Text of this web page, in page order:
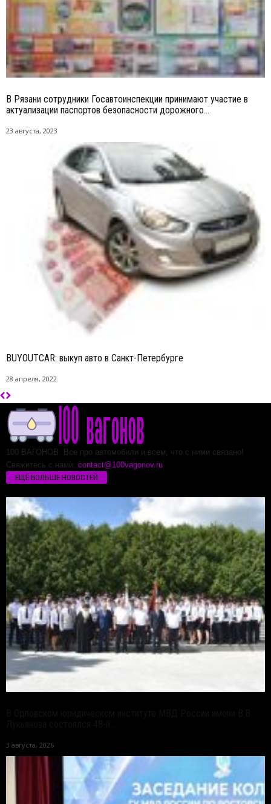
В Рязани сотрудники Госавтоинспекции принимают участие в
актуализации паспортов безопасности дорожного...
23 августа, 2023
BUYOUTCAR: выкуп авто в Санкт-Петербурге
28 апреля, 2022
100 ВАГОНОВ. Все про автомобили и всем, что с ними связано!
Свяжитесь с нами: contact@100vagonov.ru
ЕЩЁ БОЛЬШЕ НОВОСТЕЙ
3 августа, 2026